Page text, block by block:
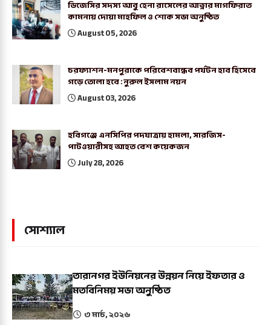
ডিজেসির সদস্য আবু হেনা রাসেলের আত্নার মাগফিরাত
কামনায় দোয়া মাহফিল ও শোক সভা অনুষ্ঠিত
August 05, 2026
চরফ্যাশন-মনপুরাকে পরিবেশবান্ধব পর্যটন হাব হিসেবে
গড়ে তোলা হবে : নুরুল ইসলাম নয়ন
August 03, 2026
হবিগঞ্জে এনসিপির পদযাত্রায় হামলা, সারজিস-
পাটওয়ারীসহ আহত বেশ কয়েকজন
July 28, 2026
সোশ্যাল
তারানগর ইউনিয়নের উন্নয়ন নিয়ে ইফতার ও
মতবিনিময় সভা অনুষ্ঠিত
৩ মার্চ, ২০২৬